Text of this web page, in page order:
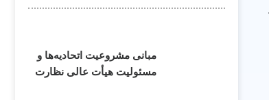
مبانی مشروعیت اتحادیه‌ها و
مسئولیت هیأت عالی نظارت